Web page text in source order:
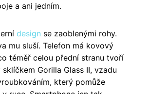
a ani jedním.
design se zaoblenými rohy.
mu sluší. Telefon má kovový
téměř celou přední stranu tvoří
Gorilla Glass II, vzadu
který pomůže